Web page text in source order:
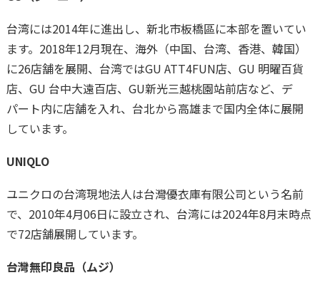
台湾には2014年に進出し、新北市板橋區に本部を置いてい
ます。2018年12月現在、海外（中国、台湾、香港、韓国）
に26店舗を展開、台湾ではGU ATT4FUN店、GU 明曜百貨
店、GU 台中大遠百店、GU新光三越桃園站前店など、デ
パート内に店舗を入れ、台北から高雄まで国内全体に展開
しています。
UNIQLO
ユニクロの台湾現地法人は台灣優衣庫有限公司という名前
で、2010年4月06日に設立され、台湾には2024年8月末時点
で72店舗展開しています。
台灣無印良品（ムジ）